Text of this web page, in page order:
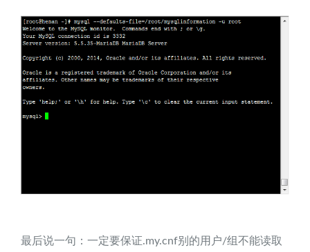
最后说一句：一定要保证.my.cnf别的用户/组不能读取